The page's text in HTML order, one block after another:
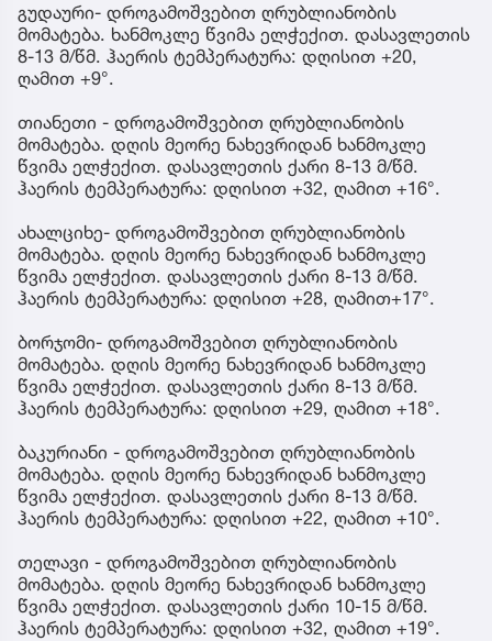
გუდაური- დროგამოშვებით ღრუბლიანობის
მომატება. ხანმოკლე წვიმა ელჭექით. დასავლეთის
8-13 მ/წმ. ჰაერის ტემპერატურა: დღისით +20,
ღამით +9°.
თიანეთი - დროგამოშვებით ღრუბლიანობის
მომატება. დღის მეორე ნახევრიდან ხანმოკლე
წვიმა ელჭექით. დასავლეთის ქარი 8-13 მ/წმ.
ჰაერის ტემპერატურა: დღისით +32, ღამით +16°.
ახალციხე- დროგამოშვებით ღრუბლიანობის
მომატება. დღის მეორე ნახევრიდან ხანმოკლე
წვიმა ელჭექით. დასავლეთის ქარი 8-13 მ/წმ.
ჰაერის ტემპერატურა: დღისით +28, ღამით+17°.
ბორჯომი- დროგამოშვებით ღრუბლიანობის
მომატება. დღის მეორე ნახევრიდან ხანმოკლე
წვიმა ელჭექით. დასავლეთის ქარი 8-13 მ/წმ.
ჰაერის ტემპერატურა: დღისით +29, ღამით +18°.
ბაკურიანი - დროგამოშვებით ღრუბლიანობის
მომატება. დღის მეორე ნახევრიდან ხანმოკლე
წვიმა ელჭექით. დასავლეთის ქარი 8-13 მ/წმ.
ჰაერის ტემპერატურა: დღისით +22, ღამით +10°.
თელავი - დროგამოშვებით ღრუბლიანობის
მომატება. დღის მეორე ნახევრიდან ხანმოკლე
წვიმა ელჭექით. დასავლეთის ქარი 10-15 მ/წმ.
ჰაერის ტემპერატურა: დღისით +32, ღამით +19°.